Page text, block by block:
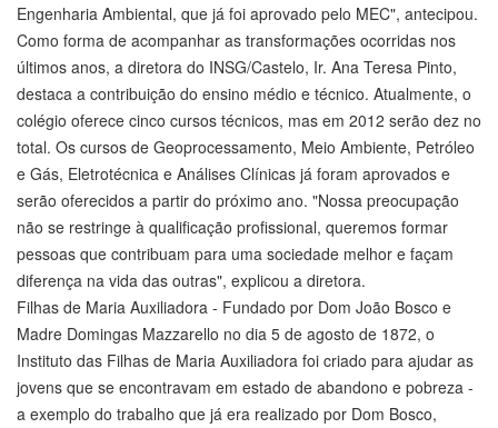
Engenharia Ambiental, que já foi aprovado pelo MEC", antecipou.
Como forma de acompanhar as transformações ocorridas nos
últimos anos, a diretora do INSG/Castelo, Ir. Ana Teresa Pinto,
destaca a contribuição do ensino médio e técnico. Atualmente, o
colégio oferece cinco cursos técnicos, mas em 2012 serão dez no
total. Os cursos de Geoprocessamento, Meio Ambiente, Petróleo
e Gás, Eletrotécnica e Análises Clínicas já foram aprovados e
serão oferecidos a partir do próximo ano. "Nossa preocupação
não se restringe à qualificação profissional, queremos formar
pessoas que contribuam para uma sociedade melhor e façam
diferença na vida das outras", explicou a diretora.
Filhas de Maria Auxiliadora - Fundado por Dom João Bosco e
Madre Domingas Mazzarello no dia 5 de agosto de 1872, o
Instituto das Filhas de Maria Auxiliadora foi criado para ajudar as
jovens que se encontravam em estado de abandono e pobreza -
a exemplo do trabalho que já era realizado por Dom Bosco,